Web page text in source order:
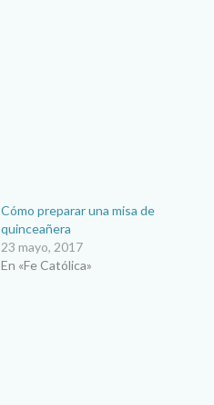
Cómo preparar una misa de
quinceañera
23 mayo, 2017
En «Fe Católica»